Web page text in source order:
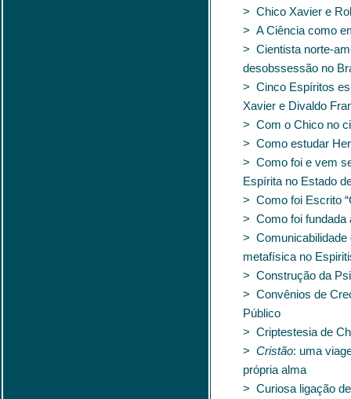
> Chico Xavier e
> A Ciência como
> Cientista norte-
desobssessão no
> Cinco Espíritos
Xavier e Divaldo
> Com o Chico no
> Como estudar
> Como foi e vem
Espírita no Estado
> Como foi Escrito
> Como foi fundada
> Comunicabilidade
metafísica no
> Construção da
> Convênios de
Público
> Criptestesia de
> Cristão: uma
própria alma
> Curiosa ligação